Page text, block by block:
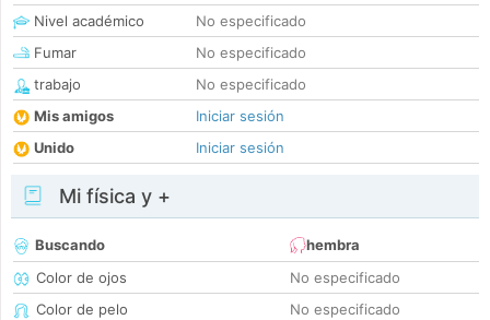
Nivel académico
No especificado
Fumar
No especificado
trabajo
No especificado
Mis amigos
Iniciar sesión
Unido
Iniciar sesión
Mi física y +
Buscando
hembra
Color de ojos
No especificado
Color de pelo
No especificado